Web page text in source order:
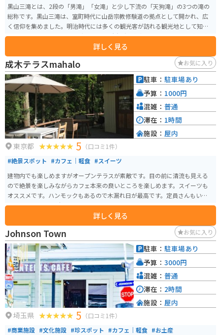
黒山三滝とは、2段の「男滝」「女滝」と少し下流の「天狗滝」の3つの滝の
総称です。黒山三滝は、室町時代に山岳宗教修験道の拠点として開かれ、広
く信仰を集めました。明治時代には多くの観光客が訪れる観光地として知ら
れるようになりました。 昭和25年に日本観光百選瀑布の部において入選に選
ばれた景勝地であり、昭和26年には黒山三滝を中心とする広い地域が県立黒
山三滝自然公園に認定されました。 「春は新緑・夏は清涼・秋は紅葉・冬は
雪景色」と1年を通して様々な景色を楽しむことができます。季節によて変わ
る美しい景色は、訪れる人を魅了し、古き良き日本の山里の風情を感じさせ
てくれます。
詳しく見る
成木テラスmahalo お気に入り
東京都 5 （口コミ1件）
#絶景スポット #カフェ｜軽食 #スイーツ
建物内でも楽しめますがオープンテラスが素敵です。目の前に清流も見える
ので絶景を楽しみながらカフェ本来の良いところを楽しめます。スイーツも
オススメです。ハンモックもあるので木漏れ日が最高です。定員さんもいい人
なので心地よい場所です。
詳しく見る
駐車： 駐車場あり
予算： 1000円
混雑： 普通
滞在： 1時間
施設： 屋内
Johnson Town お気に入り
埼玉県 5 （口コミ1件）
#商業施設 #文化施設 #珍スポット #カフェ｜軽食 #お土産
駐車： 駐車場あり
予算： 3000円
混雑： 普通
滞在： 2時間
施設： 屋内